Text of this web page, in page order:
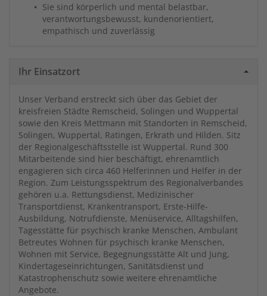
Sie sind körperlich und mental belastbar,
verantwortungsbewusst, kundenorientiert,
empathisch und zuverlässig
Ihr Einsatzort
Unser Verband erstreckt sich über das Gebiet der
kreisfreien Städte Remscheid, Solingen und Wuppertal
sowie den Kreis Mettmann mit Standorten in Remscheid,
Solingen, Wuppertal, Ratingen, Erkrath und Hilden. Sitz
der Regionalgeschäftsstelle ist Wuppertal. Rund 300
Mitarbeitende sind hier beschäftigt, ehrenamtlich
engagieren sich circa 460 Helferinnen und Helfer in der
Region. Zum Leistungsspektrum des Regionalverbandes
gehören u.a. Rettungsdienst, Medizinischer
Transportdienst, Krankentransport, Erste-Hilfe-
Ausbildung, Notrufdienste, Menüservice, Alltagshilfen,
Tagesstätte für psychisch kranke Menschen, Ambulant
Betreutes Wohnen für psychisch kranke Menschen,
Wohnen mit Service, Begegnungsstätte Alt und Jung,
Kindertageseinrichtungen, Sanitätsdienst und
Katastrophenschutz sowie weitere ehrenamtliche
Angebote.